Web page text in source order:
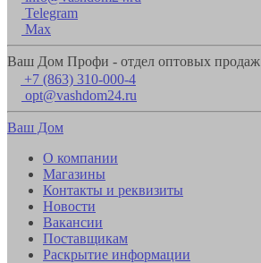
Telegram
Max
Ваш Дом Профи - отдел оптовых продаж
+7 (863) 310-000-4
opt@vashdom24.ru
Ваш Дом
О компании
Магазины
Контакты и реквизиты
Новости
Вакансии
Поставщикам
Раскрытие информации